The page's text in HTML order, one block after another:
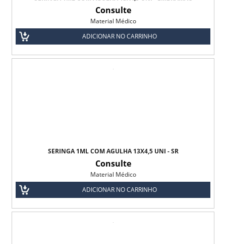
Consulte
Material Médico
ADICIONAR NO CARRINHO
SERINGA 1ML COM AGULHA 13X4,5 UNI - SR
Consulte
Material Médico
ADICIONAR NO CARRINHO